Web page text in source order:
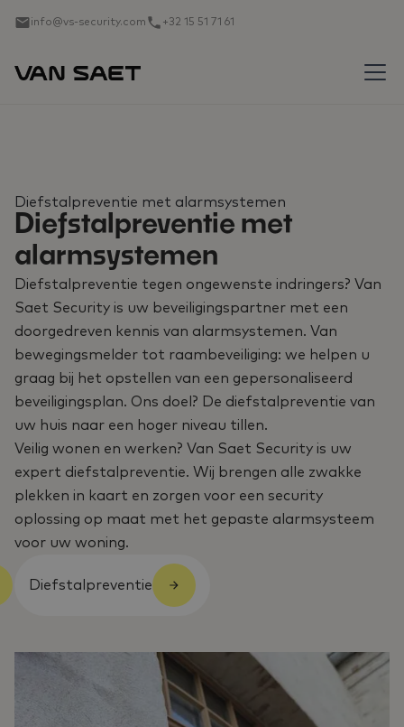
info@vs-security.com +32 15 51 71 61
Diefstalpreventie met alarmsystemen
Diefstalpreventie met
alarmsystemen
Diefstalpreventie tegen ongewenste indringers? Van
Saet Security is uw beveiligingspartner met een
doorgedreven kennis van alarmsystemen. Van
bewegingsmelder tot raambeveiliging: we helpen u
graag bij het opstellen van een gepersonaliseerd
beveiligingsplan. Ons doel? De diefstalpreventie van
uw huis naar een hoger niveau tillen.
Veilig wonen en werken? Van Saet Security is uw
expert diefstalpreventie. Wij brengen alle zwakke
plekken in kaart en zorgen voor een security
oplossing op maat met het gepaste alarmsysteem
voor uw woning.
Diefstalpreventie